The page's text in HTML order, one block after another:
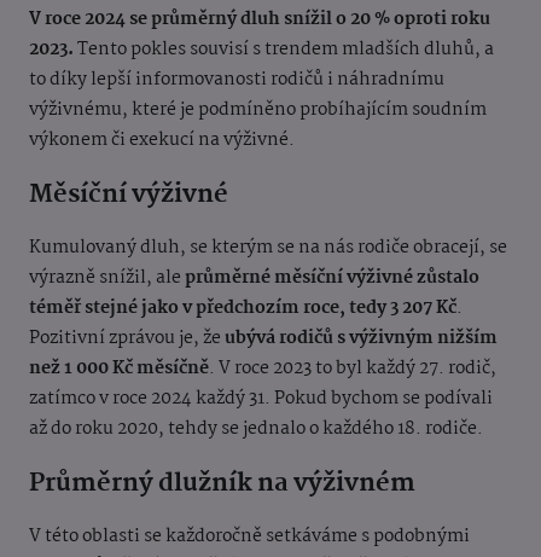
V roce 2024 se průměrný dluh snížil o 20 % oproti roku
2023.Tento pokles souvisí s trendem mladších dluhů, a
to díky lepší informovanosti rodičů i náhradnímu
výživnému, které je podmíněno probíhajícím soudním
výkonem či exekucí na výživné.
Měsíční výživné
Kumulovaný dluh, se kterým se na nás rodiče obracejí, se
výrazně snížil, ale průměrné měsíční výživné zůstalo
téměř stejné jako v předchozím roce, tedy 3 207 Kč.
Pozitivní zprávou je, že ubývá rodičů s výživným nižším
než 1 000 Kč měsíčně. V roce 2023 to byl každý 27. rodič,
zatímco v roce 2024 každý 31. Pokud bychom se podívali
až do roku 2020, tehdy se jednalo o každého 18. rodiče.
Průměrný dlužník na výživném
V této oblasti se každoročně setkáváme s podobnými